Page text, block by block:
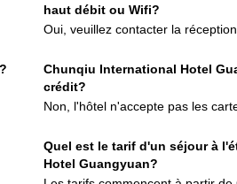
haut débit ou Wifi?
Oui, veuillez contacter la
Chunqiu International Hotel
crédit?
Non, l'hôtel n'accepte pas les
Quel est le tarif d'un séjour à
Hotel Guangyuan?